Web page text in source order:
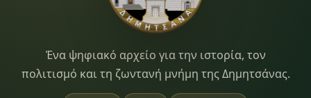
Dimitsana.gr
Ένα ψηφιακό αρχείο για την ιστορία, τον
πολιτισμό και τη ζωντανή μνήμη της Δημητσάνας.